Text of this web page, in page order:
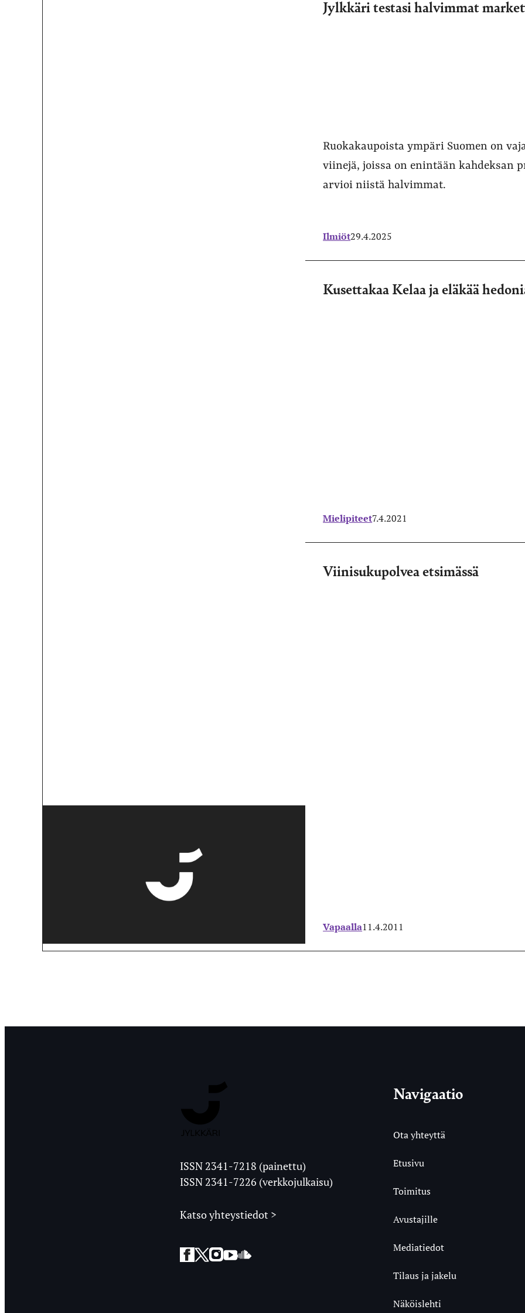
Jylkkäri testasi halvimmat
Ruokakaupoista ympäri Suomen on
viinejä, joissa on enintään kahdeksan
arvioi niistä halvimmat.
Ilmiöt29.4.2025
Kusettakaa Kelaa ja eläkää
Mielipiteet7.4.2021
Viinisukupolvea etsimässä
Vapaalla11.4.2011
Ylioppilaslehti
ISSN 2341-7218 (painettu)
ISSN 2341-7226 (verkkojulkaisu)
Katso yhteystiedot >
Facebook
Twitter
Instagram
YouTubeSoundCloud
Navigaatio
Ota yhteyttä
Etusivu
Toimitus
Avustajille
Mediatiedot
Tilaus ja jakelu
Näköislehti